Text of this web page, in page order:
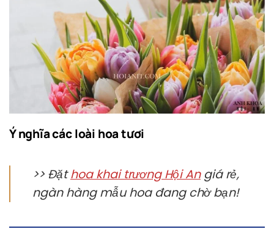
Ý nghĩa các loài hoa tươi
>> Đặthoa khai trương Hội Angiá rẻ,
ngàn hàng mẫu hoa đang chờ bạn!